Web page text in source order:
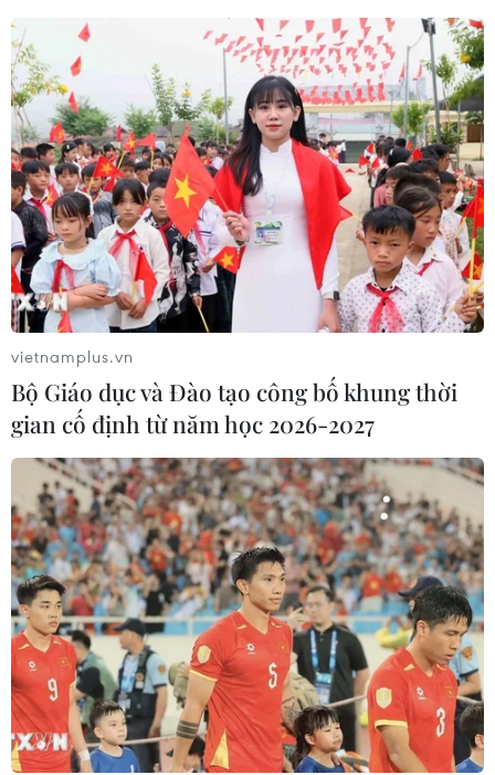
Cảnh sát Bỉ bắt giữ 8 kẻ tình nghi hậu
thuẫn tổ chức khủng bố IS
07/12/2016 04:00
Bỉ là quốc gia có số lượng phần tử cực đoan tính theo
đầu người gia nhập hàng ngũ thánh chiến tại Syria và
Iraq cao nhất trong Liên minh châu Âu (EU), với con số
ước tính 465 đối tượng.
Bỉ phong tỏa Nhà ga trung tâm, Cung điện
vietnamplus.vn
Bộ Giáo dục và Đào tạo công bố khung thời
gian cố định từ năm học 2026-2027